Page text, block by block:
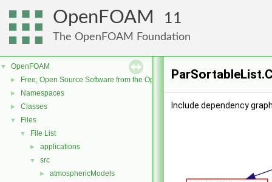
OpenFOAM 11
The OpenFOAM Foundation
▼ OpenFOAM
► Free, Open Source Software from the OpenFOAM Foundation
► Namespaces
► Classes
▼ Files
▼ File List
► applications
▼ src
► atmosphericModels
Include dependency